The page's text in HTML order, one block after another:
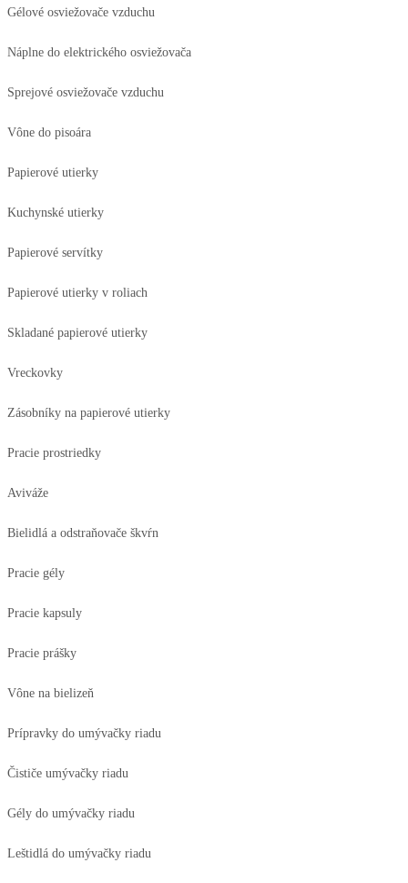
Gélové osviežovače vzduchu
Náplne do elektrického osviežovača
Sprejové osviežovače vzduchu
Vône do pisoára
Papierové utierky
Kuchynské utierky
Papierové servítky
Papierové utierky v roliach
Skladané papierové utierky
Vreckovky
Zásobníky na papierové utierky
Pracie prostriedky
Aviváže
Bielidlá a odstraňovače škvŕn
Pracie gély
Pracie kapsuly
Pracie prášky
Vône na bielizeň
Prípravky do umývačky riadu
Čističe umývačky riadu
Gély do umývačky riadu
Leštidlá do umývačky riadu